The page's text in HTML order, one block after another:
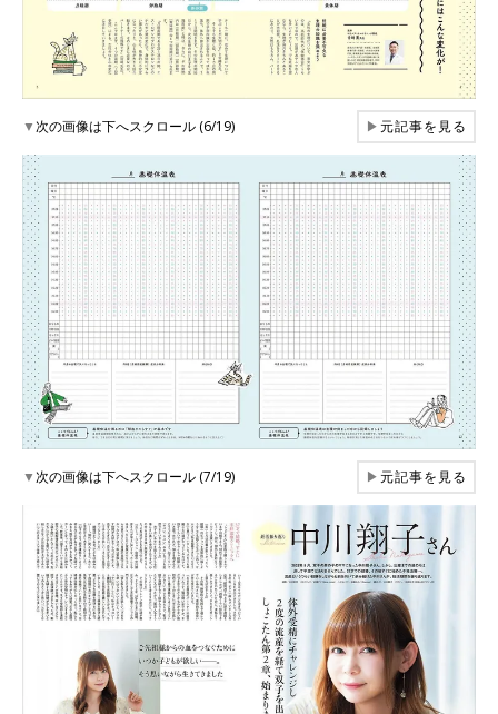
▼次の画像は下へスクロール (6/19) ▶元記事を見る
▼次の画像は下へスクロール (7/19) ▶元記事を見る